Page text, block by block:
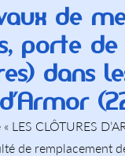
de
porte
dans
d’Armor
« LES CLÔTURES
de remplacement